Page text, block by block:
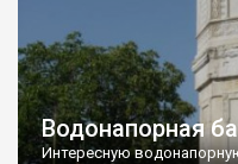
Водонапорная
Интересную